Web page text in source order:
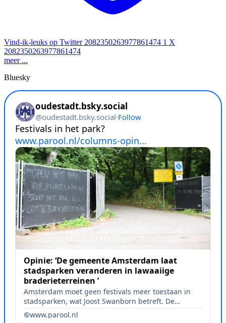
Vind-ik-leuks op Twitter 2082350263977861474 1 X
2082350263977861474
meer ...
Bluesky